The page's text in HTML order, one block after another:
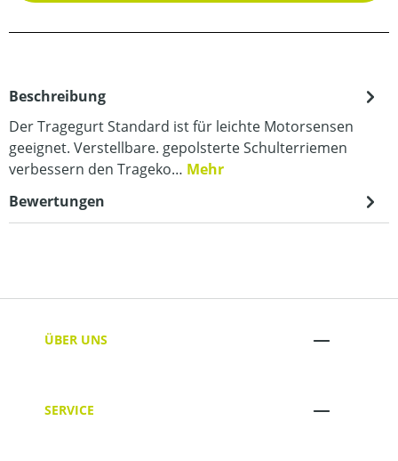
Beschreibung
Der Tragegurt Standard ist für leichte Motorsensen
geeignet. Verstellbare. gepolsterte Schulterriemen
verbessern den Trageko… Mehr
Bewertungen
ÜBER UNS
SERVICE